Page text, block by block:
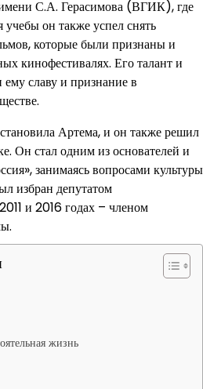
С.А. Герасимова (ВГИК), где
он также успел снять
которые были признаны и
кинофестивалях. Его талант и
славу и признание в
Артема, и он также решил
Он стал одним из основателей и
занимаясь вопросами культуры
избран депутатом
и 2016 годах – членом
жизнь